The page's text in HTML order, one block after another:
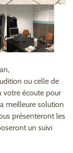
ou celle de
votre écoute pour
meilleure solution
présenteront les
un suivi